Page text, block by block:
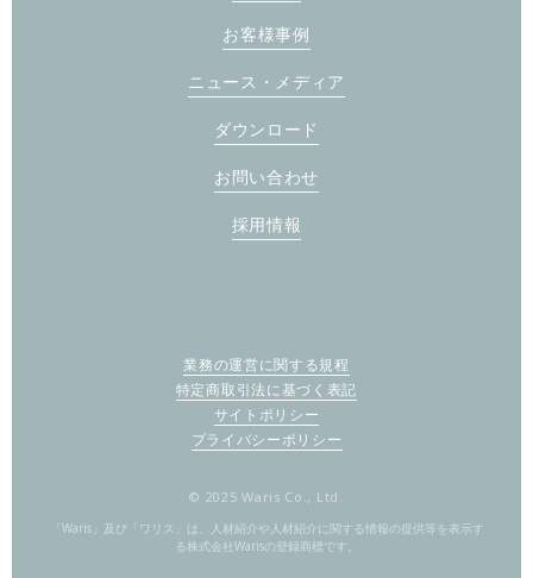
お客様事例
ニュース・メディア
ダウンロード
お問い合わせ
採用情報
業務の運営に関する規程
特定商取引法に基づく表記
サイトポリシー
プライバシーポリシー
© 2025 Waris Co., Ltd.
「Waris」及び「ワリス」は、人材紹介や人材紹介に関する情報の提供等を表示す
る株式会社Warisの登録商標です。